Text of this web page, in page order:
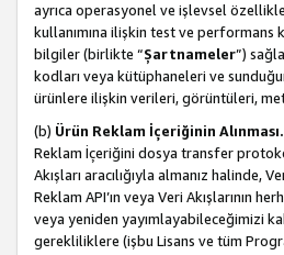
ayrıca operasyonel ve işlevsel
kullanımına ilişkin test ve performans
bilgiler (birlikte “Şartnameler”)
kodları veya kütüphaneleri ve
ürünlere ilişkin verileri, görüntüleri,
(b) Ürün Reklam İçeriğinin Alınması.
Reklam İçeriğini dosya transfer
Akışları aracılığıyla almanız halinde,
Reklam API’ın veya Veri
veya yeniden yayımlayabileceğimizi
gerekliliklere (işbu Lisans ve tüm